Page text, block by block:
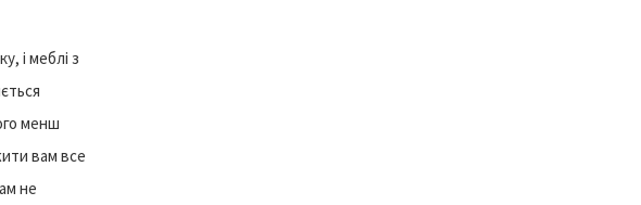
і меблі з
менш
вам все
не